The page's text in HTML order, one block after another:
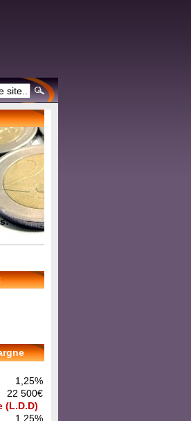
1,25%
22 500€
(L.D.D)
1,25%